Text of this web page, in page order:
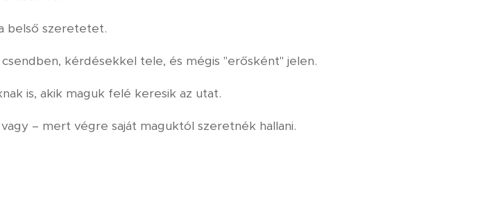
belső szeretetet.
kérdésekkel tele, és mégis "erősként" jelen.
is, akik maguk felé keresik az utat.
– mert végre saját maguktól szeretnék hallani.